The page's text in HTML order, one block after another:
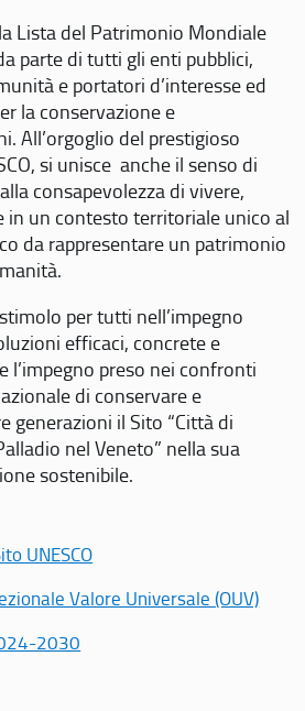
Lista del Patrimonio Mondiale
parte di tutti gli enti pubblici,
e portatori d’interesse ed
la conservazione e
All’orgoglio del prestigioso
si unisce anche il senso di
consapevolezza di vivere,
in un contesto territoriale unico al
da rappresentare un patrimonio
per tutti nell’impegno
efficaci, concrete e
l’impegno preso nei confronti
di conservare e
generazioni il Sito “Città di
nel Veneto” nella sua
sostenibile.
UNESCO
Valore Universale (OUV)
2030